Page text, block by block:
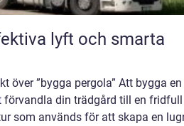
lyft och smarta
över ”bygga pergola” Att bygga en
din trädgård till en
som används för att skapa en